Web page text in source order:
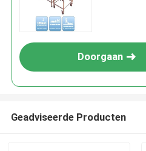
Doorgaan
Geadviseerde Producten